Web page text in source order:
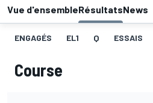
Vue d'ensembleRésultatsNews
ENGAGÉS EL1 Q ESSAIS
Course